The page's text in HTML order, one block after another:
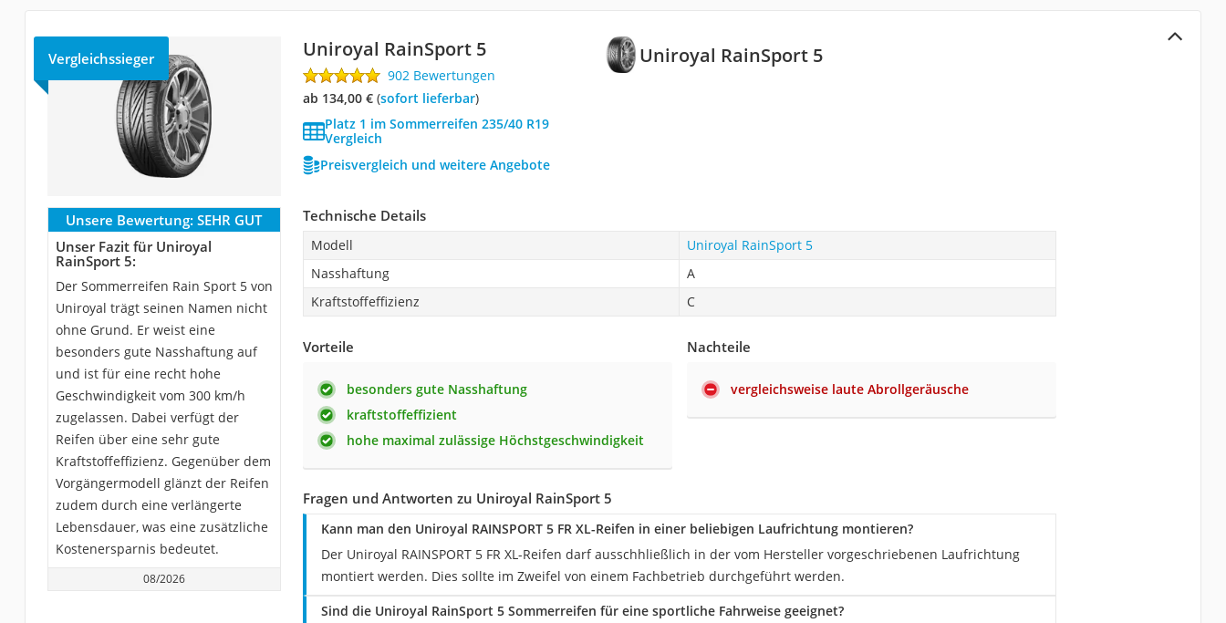
Uniroyal RainSport 5
Vergleichssieger Uniroyal RainSport 5
902 Bewertungen
ab 134,00 €( Sofort lieferbar)
Platz 1 im Sommerreifen 235/40 R19
Vergleich
Preisvergleich und weitere Angebote
Unsere Bewertung: SEHR GUT
Unser Fazit für Uniroyal
RainSport 5:
Der Sommerreifen Rain Sport 5 von
Uniroyal trägt seinen Namen nicht
ohne Grund. Er weist eine
besonders gute Nasshaftung auf
und ist für eine recht hohe
Geschwindigkeit vom 300 km/h
zugelassen. Dabei verfügt der
Reifen über eine sehr gute
Kraftstoffeffizienz. Gegenüber dem
Vorgängermodell glänzt der Reifen
zudem durch eine verlängerte
Lebensdauer, was eine zusätzliche
Kostenersparnis bedeutet.
08/2026
Technische Details
Modell
Uniroyal RainSport 5
Nasshaftung
A
Kraftstoffeffizienz
C
Vorteile
besonders gute Nasshaftung
kraftstoffeffizient
hohe maximal zulässige Höchstgeschwindigkeit
Nachteile
vergleichsweise laute Abrollgeräusche
Fragen und Antworten zu Uniroyal RainSport 5
Kann man den Uniroyal RAINSPORT 5 FR XL-Reifen in einer beliebigen Laufrichtung montieren?
Der Uniroyal RAINSPORT 5 FR XL-Reifen darf ausschhließlich in der vom Hersteller vorgeschriebenen Laufrichtung
montiert werden. Dies sollte im Zweifel von einem Fachbetrieb durchgeführt werden.
Sind die Uniroyal RainSport 5 Sommerreifen für eine sportliche Fahrweise geeignet?